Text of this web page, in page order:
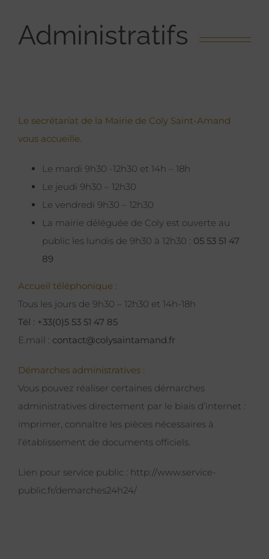
Administratifs
Le secrétariat de la Mairie de Coly Saint-Amand
vous accueille.
Le mardi 9h30 -12h30 et 14h – 18h
Le jeudi 9h30 – 12h30
Le vendredi 9h30 – 12h30
La mairie déléguée de Coly est ouverte au
public les lundis de 9h30 à 12h30 : 05 53 51 47
89
Accueil téléphonique :
Tous les jours de 9h30 – 12h30 et 14h-18h
Tél : +33(0)5 53 51 47 85
E.mail : contact@colysaintamand.fr
Démarches administratives :
Vous pouvez réaliser certaines démarches
administratives directement par le biais d’internet :
imprimer, connaître les pièces nécessaires à
l’établissement de documents officiels.
Lien pour service public : http://www.service-
public.fr/demarches24h24/